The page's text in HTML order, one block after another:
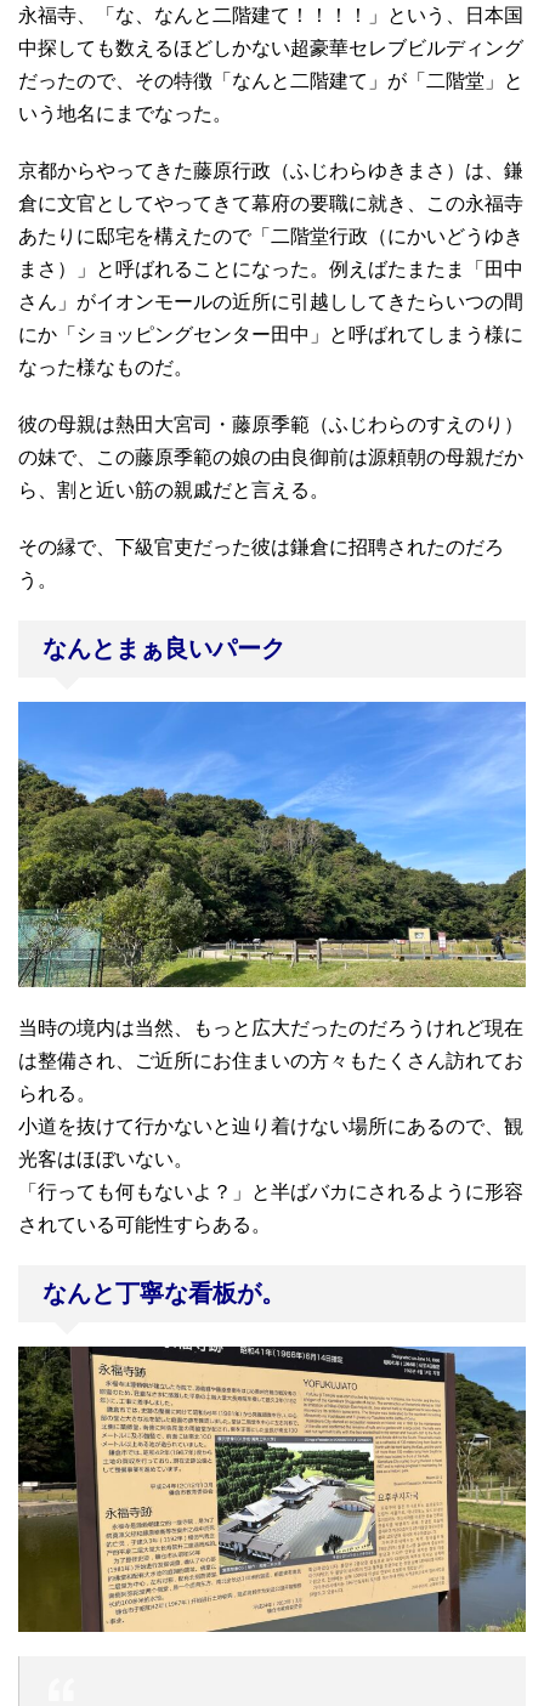
永福寺、「な、なんと二階建て！！！！」という、日本国
中探しても数えるほどしかない超豪華セレブビルディング
だったので、その特徴「なんと二階建て」が「二階堂」と
いう地名にまでなった。
京都からやってきた藤原行政（ふじわらゆきまさ）は、鎌
倉に文官としてやってきて幕府の要職に就き、この永福寺
あたりに邸宅を構えたので「二階堂行政（にかいどうゆき
まさ）」と呼ばれることになった。例えばたまたま「田中
さん」がイオンモールの近所に引越ししてきたらいつの間
にか「ショッピングセンター田中」と呼ばれてしまう様に
なった様なものだ。
彼の母親は熱田大宮司・藤原季範（ふじわらのすえのり）
の妹で、この藤原季範の娘の由良御前は源頼朝の母親だか
ら、割と近い筋の親戚だと言える。
その縁で、下級官吏だった彼は鎌倉に招聘されたのだろ
う。
なんとまぁ良いパーク
当時の境内は当然、もっと広大だったのだろうけれど現在
は整備され、ご近所にお住まいの方々もたくさん訪れてお
られる。
小道を抜けて行かないと辿り着けない場所にあるので、観
光客はほぼいない。
「行っても何もないよ？」と半ばバカにされるように形容
されている可能性すらある。
なんと丁寧な看板が。